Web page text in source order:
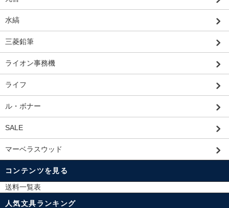
水縞
三菱鉛筆
ライオン事務機
ライフ
ル・ボナー
SALE
マーベラスウッド
コンテンツを見る
送料一覧表
人気文具ランキング